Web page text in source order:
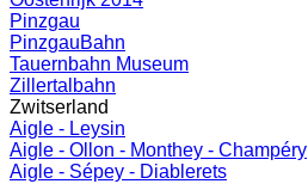
Pinzgau
PinzgauBahn
Tauernbahn Museum
Zillertalbahn
Zwitserland
Aigle - Leysin
Aigle - Ollon - Monthey - Champéry
Aigle - Sépey - Diablerets